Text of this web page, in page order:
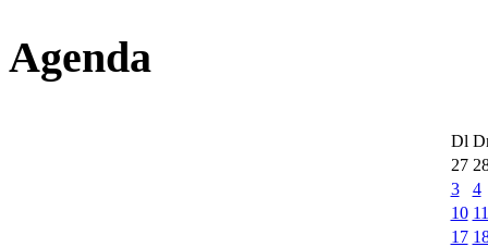
Agenda
Dl
27
3
4
10 11
17